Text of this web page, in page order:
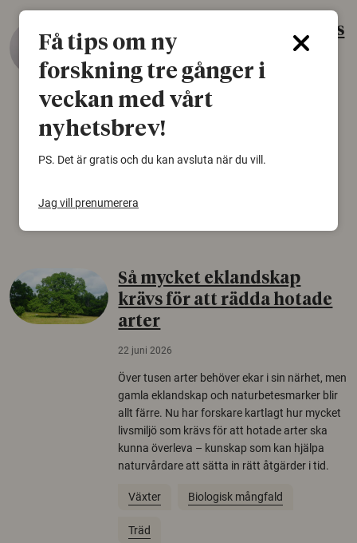
Gammalt skinn var Sveriges
äldsta sko
22 juni 2026
Det som arkeologer länge trodde var en
björnfäll visar sig vara delar av en 2000 år
skomode och beskrivs som mycket ovanligt i
Arkeologi
Så mycket eklandskap
krävs för att rädda hotade
arter
22 juni 2026
Över tusen arter behöver ekar i sin närhet, men
gamla eklandskap och naturbetesmarker blir
allt färre. Nu har forskare kartlagt hur mycket
livsmiljö som krävs för att hotade arter ska
kunna överleva – kunskap som kan hjälpa
naturvårdare att sätta in rätt åtgärder i tid.
Växter Biologisk mångfald
Träd
Få tips om ny
forskning tre gånger i
veckan med vårt
nyhetsbrev!
PS. Det är gratis och du kan avsluta när du vill.
Jag vill prenumerera